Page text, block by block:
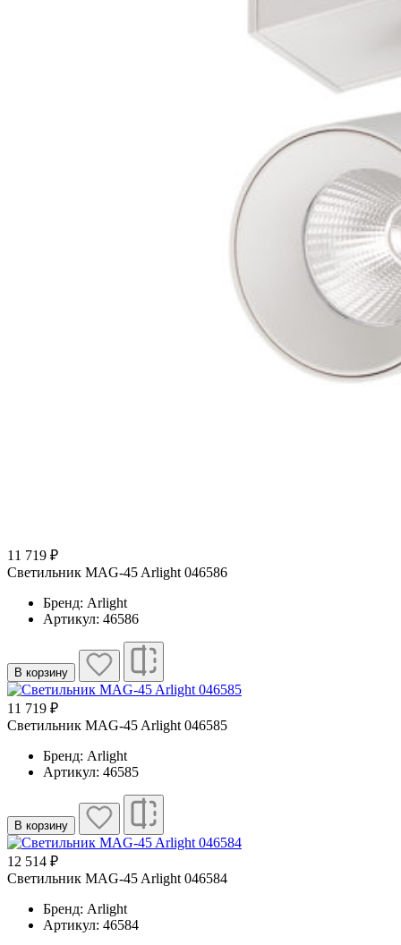
11 719 ₽
Светильник MAG-45 Arlight 046586
Бренд: Arlight
Артикул: 46586
В корзину
11 719 ₽
Светильник MAG-45 Arlight 046585
Бренд: Arlight
Артикул: 46585
В корзину
12 514 ₽
Светильник MAG-45 Arlight 046584
Бренд: Arlight
Артикул: 46584